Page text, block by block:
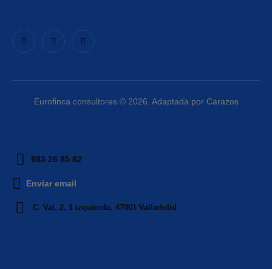
Eurofinca consultores © 2026. Adaptada por Carazos
983 26 85 82
Enviar email
C. Val, 2, 1 izquierda, 47001 Valladolid